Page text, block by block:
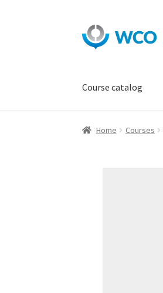
Skip
to
Skip
to
Course catalog
Home Courses